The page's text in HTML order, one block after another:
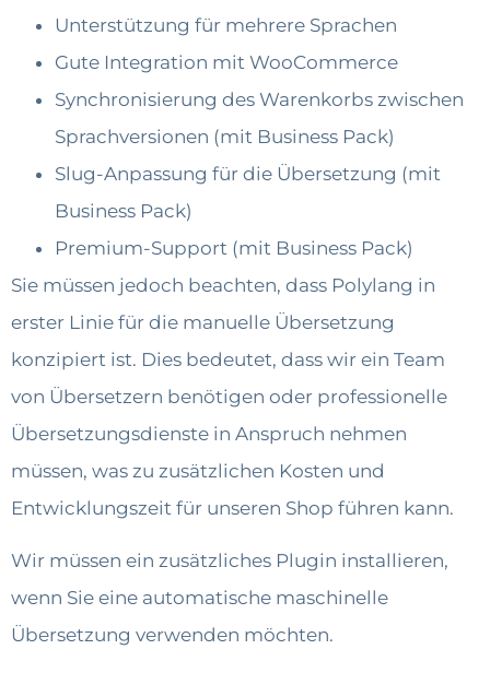
Unterstützung für mehrere Sprachen
Gute Integration mit WooCommerce
Synchronisierung des Warenkorbs zwischen
Sprachversionen (mit Business Pack)
Slug-Anpassung für die Übersetzung (mit
Business Pack)
Premium-Support (mit Business Pack)
Sie müssen jedoch beachten, dass Polylang in
erster Linie für die manuelle Übersetzung
konzipiert ist. Dies bedeutet, dass wir ein Team
von Übersetzern benötigen oder professionelle
Übersetzungsdienste in Anspruch nehmen
müssen, was zu zusätzlichen Kosten und
Entwicklungszeit für unseren Shop führen kann.
Wir müssen ein zusätzliches Plugin installieren,
wenn Sie eine automatische maschinelle
Übersetzung verwenden möchten.